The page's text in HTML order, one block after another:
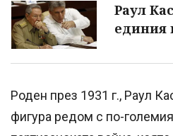
Раул
единия
Роден през 1931 г., Раул
фигура редом с по-